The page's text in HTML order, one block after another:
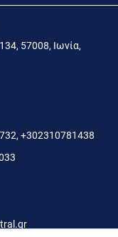
57008, Ιωνία,
, +302310781438